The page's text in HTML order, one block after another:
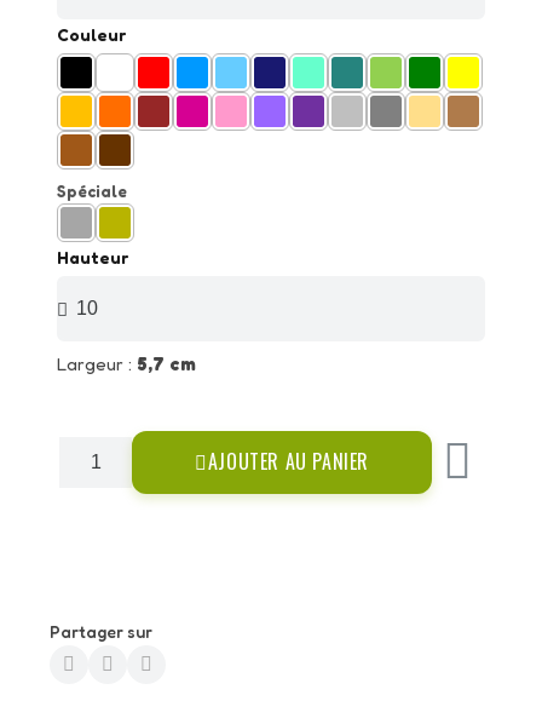
Couleur
Spéciale
Hauteur
Largeur : 5,7 cm
AJOUTER AU PANIER
Partager sur